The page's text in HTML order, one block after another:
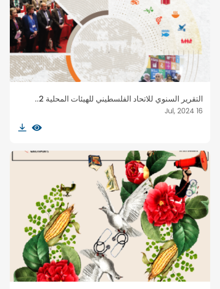
التقرير السنوي للاتحاد الفلسطيني للهيئات المحلية 2..
16 Jul, 2024